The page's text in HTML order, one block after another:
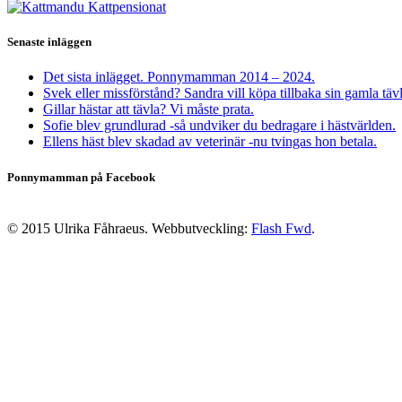
Senaste inläggen
Det sista inlägget. Ponnymamman 2014 – 2024.
Svek eller missförstånd? Sandra vill köpa tillbaka sin gamla
Gillar hästar att tävla? Vi måste prata.
Sofie blev grundlurad -så undviker du bedragare i hästvärlden.
Ellens häst blev skadad av veterinär -nu tvingas hon betala.
Ponnymamman på Facebook
© 2015 Ulrika Fåhraeus. Webbutveckling: Flash Fwd.